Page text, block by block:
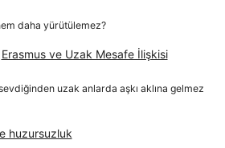
daha yürütülemez?
Erasmus ve Uzak Mesafe İlişkisi
uzak anlarda aşkı aklına gelmez
huzursuzluk